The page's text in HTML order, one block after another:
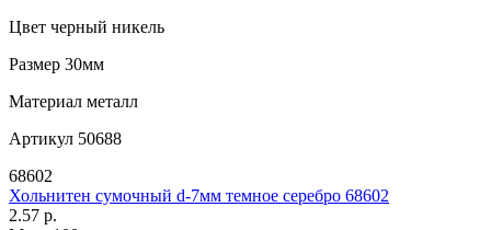
Цвет черный никель
Размер 30мм
Материал металл
Артикул 50688
68602
Хольнитен сумочный d-7мм темное серебро 68602
2.57 р.